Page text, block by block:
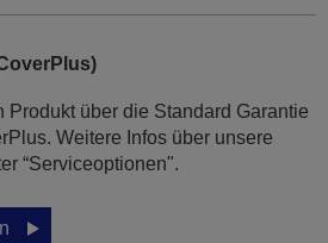
Produkt über die Standard Garantie
Weitere Infos über unsere
“Serviceoptionen".